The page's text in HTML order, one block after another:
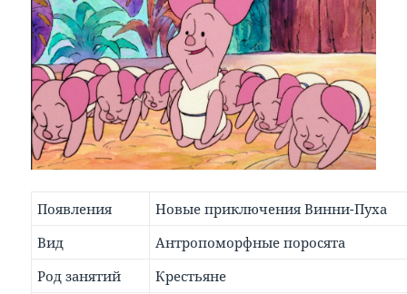
Появления
Новые приключения Винни-Пуха
Вид
Антропоморфные поросята
Род занятий
Крестьяне